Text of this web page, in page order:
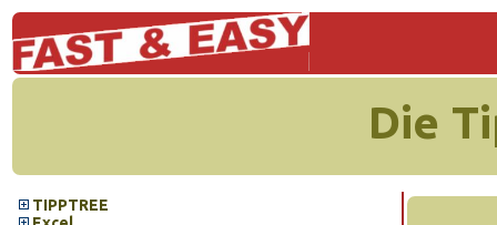
Die
TIPPTREE